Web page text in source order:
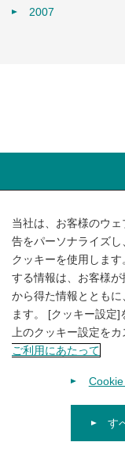
2007
サ
ソ
©
当社は、お客様のウ
告をパーソナライズ
クッキーを使用しま
する情報は、お客様
から得た情報ととも
ます。 [クッキー設定
上のクッキー設定を
ご利用にあたって
す